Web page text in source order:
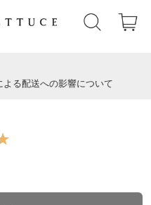
る配送への影響について